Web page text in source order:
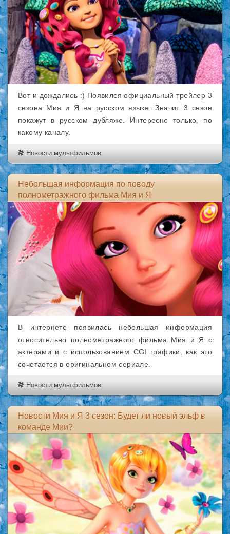
Вот и дождались :) Появился официальный трейлер 3
сезона Мия и Я на русском языке. Значит 3 сезон
покажут в русском дубляже. Интересно только, по
какому каналу.
Новости мультфильмов
Небольшая информация по поводу
полнометражного фильма Мия и Я
В интернете появилась небольшая информация
относительно полнометражного фильма Мия и Я с
актерами и с использованием CGI графики, как это
сочетается в оригинальном сериале.
Новости мультфильмов
Новости Мия и Я 3 сезон: Будет ли новый эльф в
команде Мии?